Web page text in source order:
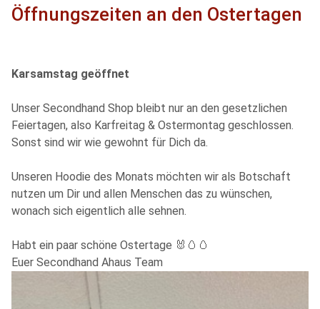
Öffnungszeiten an den Ostertagen
Karsamstag geöffnet
Unser Secondhand Shop bleibt nur an den gesetzlichen
Feiertagen, also Karfreitag & Ostermontag geschlossen.
Sonst sind wir wie gewohnt für Dich da.
Unseren Hoodie des Monats möchten wir als Botschaft
nutzen um Dir und allen Menschen das zu wünschen,
wonach sich eigentlich alle sehnen.
Habt ein paar schöne Ostertage 🐰🥚🥚
Euer Secondhand Ahaus Team